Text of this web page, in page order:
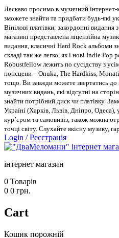
Ласкаво просимо в музичний
зможете знайти та придбати будь-які
Вінілові платівки; закордонні
магазині представлена ліцензійна
видання, класичні Hard Rock альбоми
складі так же легко, як і нові Indie Pop
Robustfellow лежить по сусідству з
попсцени – Onuka, The Hardkiss,
тощо. Ви завжди можете звертатись до
музичних видань, які відсутні на
знайти потрібний диск чи платівку.
Україні (Харків, Львів, Дніпро,
кур’єром та самовивіз, також можна
точці світу. Слухайте якісну музику,
Login /Реєстрація
інтернет магазин
0 Товарів
0 0 грн.
Cart
Кошик порожній